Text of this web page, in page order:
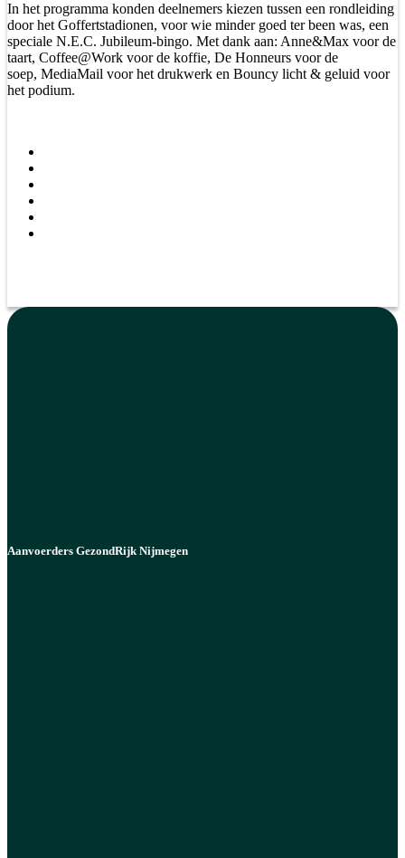
In het programma konden deelnemers kiezen tussen een rondleiding
door het Goffertstadionen, voor wie minder goed ter been was, een
speciale N.E.C. Jubileum-bingo. Met dank aan: Anne&Max voor de
taart, Coffee@Work voor de koffie, De Honneurs voor de
soep, MediaMail voor het drukwerk en Bouncy licht & geluid voor
het podium.
Aanvoerders GezondRijk Nijmegen